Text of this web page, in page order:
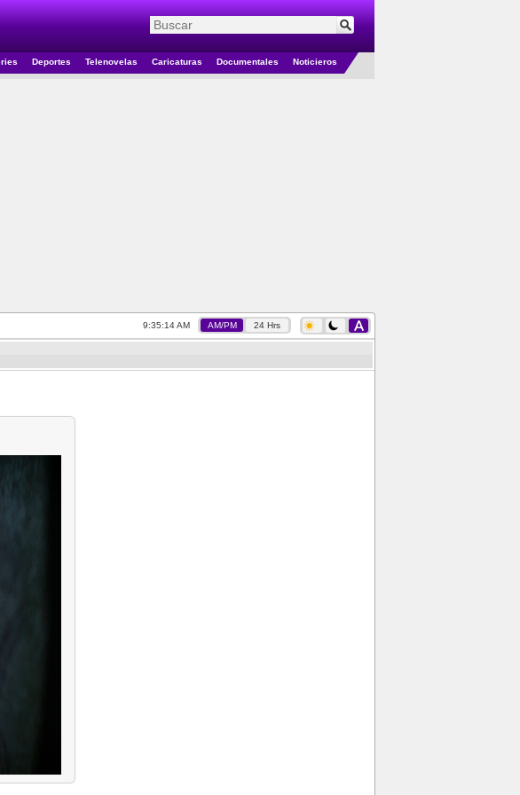
Deportes Telenovelas Caricaturas Documentales Noticieros
9:35:14 AM AM/PM 24 Hrs